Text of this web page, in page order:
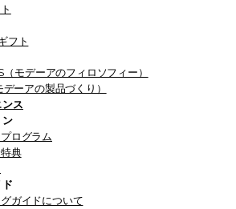
フト
モデーアのフィロソフィー）
ーアの製品づくり）
ス
ン
ログラム
典
ガイドについて